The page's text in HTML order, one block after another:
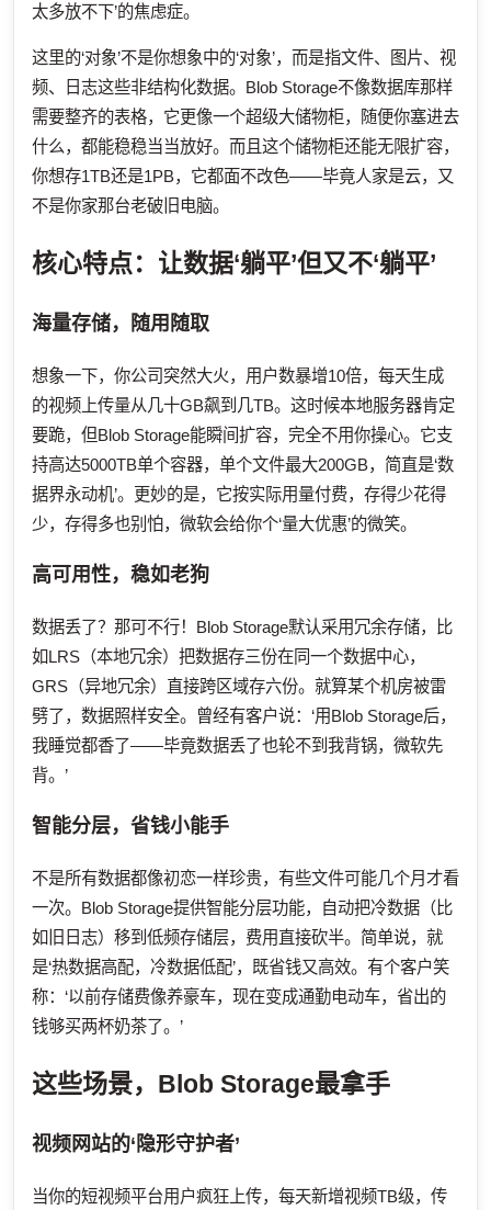
太多放不下’的焦虑症。
这里的‘对象’不是你想象中的‘对象’，而是指文件、图片、视
频、日志这些非结构化数据。Blob Storage不像数据库那样
需要整齐的表格，它更像一个超级大储物柜，随便你塞进去
什么，都能稳稳当当放好。而且这个储物柜还能无限扩容，
你想存1TB还是1PB，它都面不改色——毕竟人家是云，又
不是你家那台老破旧电脑。
核心特点：让数据‘躺平’但又不‘躺平’
海量存储，随用随取
想象一下，你公司突然大火，用户数暴增10倍，每天生成
的视频上传量从几十GB飙到几TB。这时候本地服务器肯定
要跪，但Blob Storage能瞬间扩容，完全不用你操心。它支
持高达5000TB单个容器，单个文件最大200GB，简直是‘数
据界永动机’。更妙的是，它按实际用量付费，存得少花得
少，存得多也别怕，微软会给你个‘量大优惠’的微笑。
高可用性，稳如老狗
数据丢了？那可不行！Blob Storage默认采用冗余存储，比
如LRS（本地冗余）把数据存三份在同一个数据中心，
GRS（异地冗余）直接跨区域存六份。就算某个机房被雷
劈了，数据照样安全。曾经有客户说：‘用Blob Storage后，
我睡觉都香了——毕竟数据丢了也轮不到我背锅，微软先
背。’
智能分层，省钱小能手
不是所有数据都像初恋一样珍贵，有些文件可能几个月才看
一次。Blob Storage提供智能分层功能，自动把冷数据（比
如旧日志）移到低频存储层，费用直接砍半。简单说，就
是‘热数据高配，冷数据低配’，既省钱又高效。有个客户笑
称：‘以前存储费像养豪车，现在变成通勤电动车，省出的
钱够买两杯奶茶了。’
这些场景，Blob Storage最拿手
视频网站的‘隐形守护者’
当你的短视频平台用户疯狂上传，每天新增视频TB级，传